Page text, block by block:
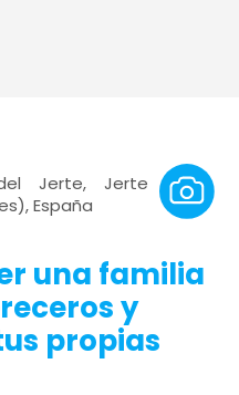
Jerte, Jerte
España
una familia
y
propias